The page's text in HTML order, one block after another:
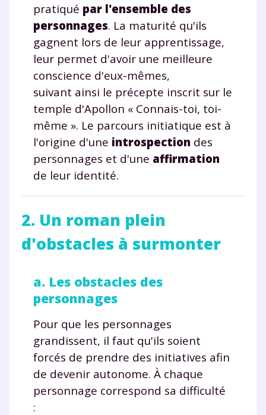
pratiqué par l'ensemble des
personnages. La maturité qu'ils
gagnent lors de leur apprentissage,
leur permet d'avoir une meilleure
conscience d'eux-mêmes,
suivant ainsi le précepte inscrit sur le
temple d'Apollon « Connais-toi, toi-
même ». Le parcours initiatique est à
l'origine d'une introspection des
personnages et d'une affirmation
de leur identité.
2. Un roman plein
d'obstacles à surmonter
a. Les obstacles des
personnages
Pour que les personnages
grandissent, il faut qu'ils soient
forcés de prendre des initiatives afin
de devenir autonome. À chaque
personnage correspond sa difficulté
: